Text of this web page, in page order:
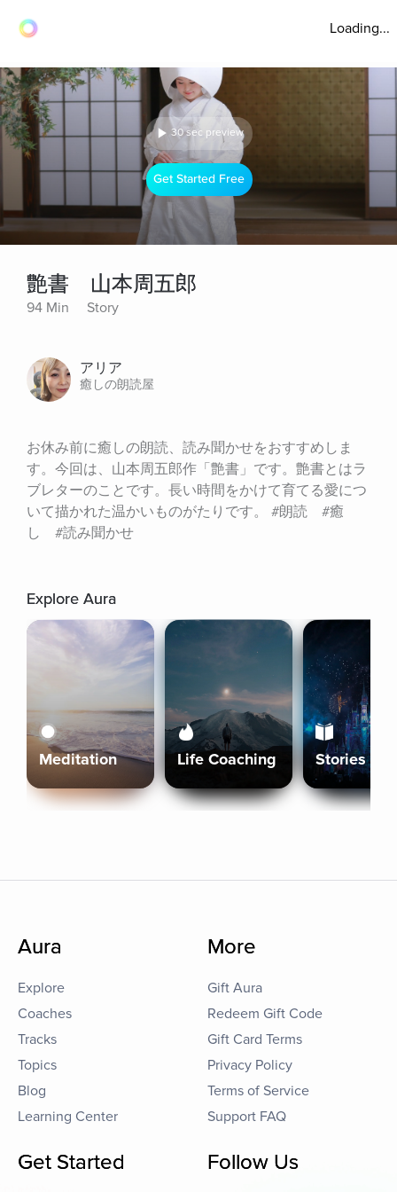
Loading...
30 sec preview
Get Started Free
艶書 山本周五郎
94 Min Story
アリア
癒しの朗読屋
お休み前に癒しの朗読、読み聞かせをおすすめしま
す。今回は、山本周五郎作「艶書」です。艶書とはラ
ブレターのことです。長い時間をかけて育てる愛につ
いて描かれた温かいものがたりです。 #朗読　#癒
し　#読み聞かせ
Explore Aura
Meditation Life Coaching Stories
Aura
Explore
Coaches
Tracks
Topics
Blog
Learning Center
More
Gift Aura
Redeem Gift Code
Gift Card Terms
Privacy Policy
Terms of Service
Support FAQ
Get Started Follow Us